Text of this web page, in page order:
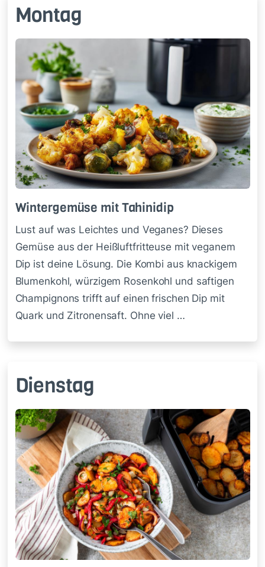
Montag
Win­ter­ge­mü­se mit Ta­hi­ni­dip
Lust auf was Leichtes und Veganes? Dieses
Gemüse aus der Heißluftfritteuse mit veganem
Dip ist deine Lösung. Die Kombi aus knackigem
Blumenkohl, würzigem Rosenkohl und saftigen
Champignons trifft auf einen frischen Dip mit
Quark und Zitronensaft. Ohne viel …
Dienstag